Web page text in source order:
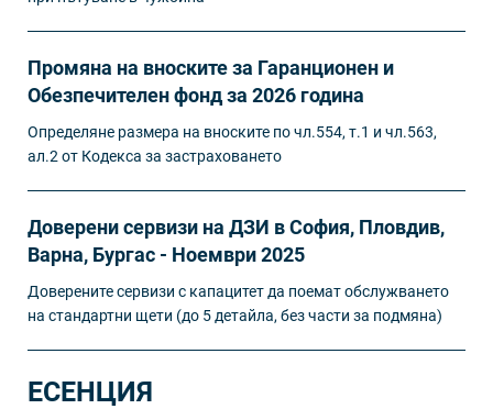
Промяна на вноските за Гаранционен и
Обезпечителен фонд за 2026 година
Определяне размера на вноските по чл.554, т.1 и чл.563,
ал.2 от Кодекса за застраховането
Доверени сервизи на ДЗИ в София, Пловдив,
Варна, Бургас - Ноември 2025
Доверените сервизи с капацитет да поемат обслужването
на стандартни щети (до 5 детайла, без части за подмяна)
ЕСЕНЦИЯ